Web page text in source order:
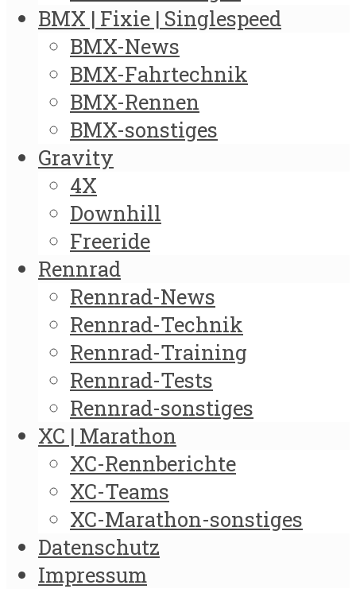
BMX | Fixie | Singlespeed
BMX-News
BMX-Fahrtechnik
BMX-Rennen
BMX-sonstiges
Gravity
4X
Downhill
Freeride
Rennrad
Rennrad-News
Rennrad-Technik
Rennrad-Training
Rennrad-Tests
Rennrad-sonstiges
XC | Marathon
XC-Rennberichte
XC-Teams
XC-Marathon-sonstiges
Datenschutz
Impressum